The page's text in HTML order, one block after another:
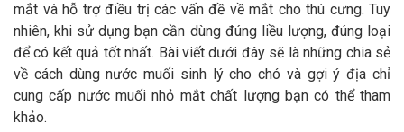
Khách sạn chó mèo Spa chó mèo
Dịch vụ cắt tỉa lông chó
mèo
Dịch vụ huấn luyện chó
Dịch vụ mua bán chó
mắt và hỗ trợ điều trị các vấn đề về mắt cho thú cưng. Tuy
nhiên, khi sử dụng bạn cần dùng đúng liều lượng, đúng loại
để có kết quả tốt nhất. Bài viết dưới đây sẽ là những chia sẻ
về cách dùng nước muối sinh lý cho chó và gợi ý địa chỉ
cung cấp nước muối nhỏ mắt chất lượng bạn có thể tham
khảo.